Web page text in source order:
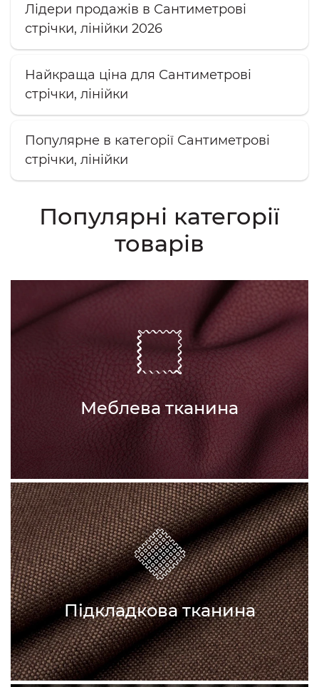
Лідери продажів в Сантиметрові
стрічки, лінійки 2026
Найкраща ціна для Сантиметрові
стрічки, лінійки
Популярне в категорії Сантиметрові
стрічки, лінійки
Популярні категорії
товарів
Меблева тканина
Підкладкова тканина